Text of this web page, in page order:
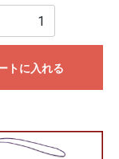
トに入れる